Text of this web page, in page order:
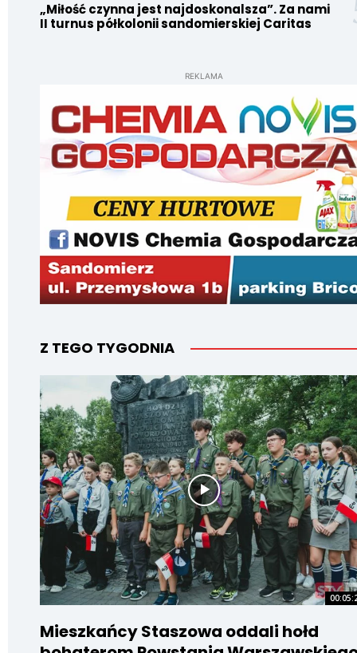
„Miłość czynna jest najdoskonalsza”. Za nami
II turnus półkolonii sandomierskiej Caritas
REKLAMA
Z TEGO TYGODNIA
Mieszkańcy Staszowa oddali hołd